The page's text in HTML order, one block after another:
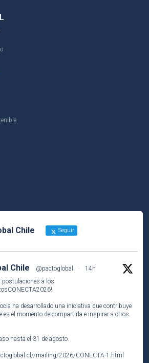
Chile Seguir
Chile @pactoglobal ·
14h
postulaciones a los
!
ha desarrollado una iniciativa que contribuye
es el momento de compartirla e inspirar a otros.
hasta el 31 de agosto.
mailing/2026/CONECTA-1.html